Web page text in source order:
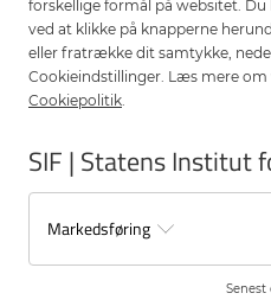
02
Fra hverdagen i praksis
Praktikere, der arbejder i
faktisk hjælper. Region
03
Sundhedsstrukturreformen
forskellige formål på websitet.
ved at klikke på knapperne
eller fratrække dit samtykke,
Cookieindstillinger. Læs mere om
Cookiepolitik.
SIF | Statens Institut
Markedsføring
Senest